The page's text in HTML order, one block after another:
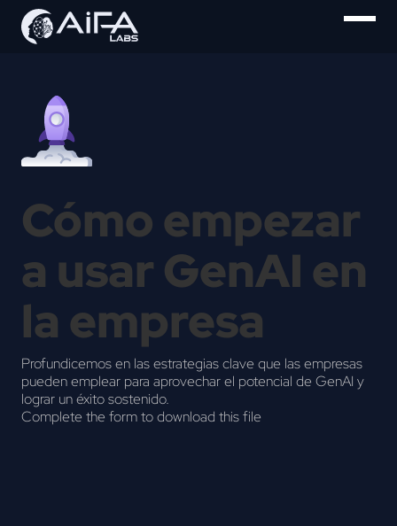
Cómo empezar
a usar GenAI en
la empresa
Profundicemos en las estrategias clave que las empresas
pueden emplear para aprovechar el potencial de GenAI y
lograr un éxito sostenido.
Complete the form to download this file